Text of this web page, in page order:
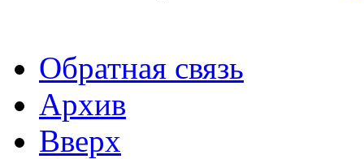
Обратная связь
Архив
Вверх